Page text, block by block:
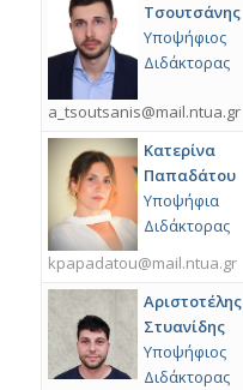
Τσουτσάνης
Υποψήφιος
Διδάκτορας
a_tsoutsanis@mail.ntua.gr
Κατερίνα
Παπαδάτου
Υποψήφια
Διδάκτορας
kpapadatou@mail.ntua.gr
Αριστοτέλης
Στυανίδης
Υποψήφιος
Διδάκτορας